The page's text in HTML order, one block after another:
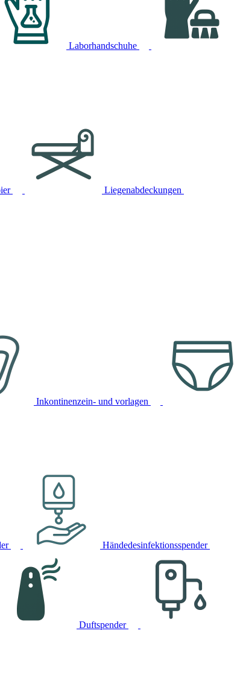
Laborhandschuhe
Liegenabdeckungen
Inkontinenzein- und vorlagen
Händedesinfektionsspender
Duftspender